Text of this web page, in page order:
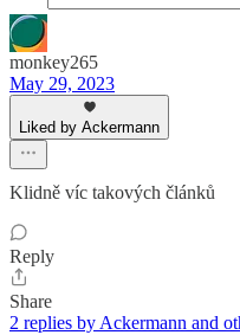
monkey265
May 29, 2023
Liked by Ackermann
Klidně víc takových článků
Reply
Share
2 replies by Ackermann and